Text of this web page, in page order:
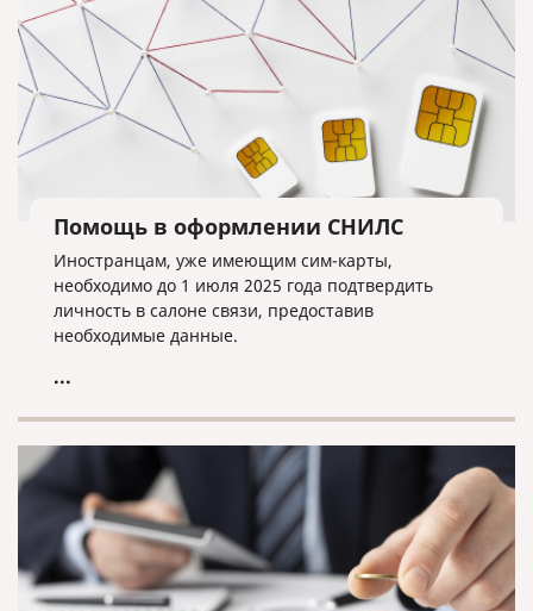
Помощь в оформлении СНИЛС
Иностранцам, уже имеющим сим-карты,
необходимо до 1 июля 2025 года подтвердить
личность в салоне связи, предоставив
необходимые данные.
...